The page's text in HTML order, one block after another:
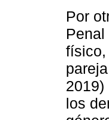
Por
físico,
los